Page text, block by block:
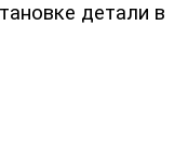
детали в